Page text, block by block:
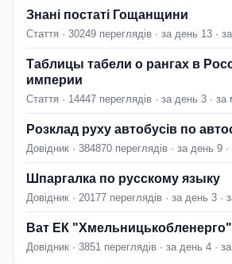
Знані постаті Гощанщини
Стаття · 30249 переглядів · за день 13 ·
Таблицы табели о рангах в
империи
Стаття · 14447 переглядів · за день 3 · за
Розклад руху автобусів по
Довідник · 384870 переглядів · за день 9
Шпаргалка по русскому языку
Довідник · 20177 переглядів · за день 3 ·
Ват ЕК "Хмельницькобленерго"
Довідник · 3851 переглядів · за день 4 ·